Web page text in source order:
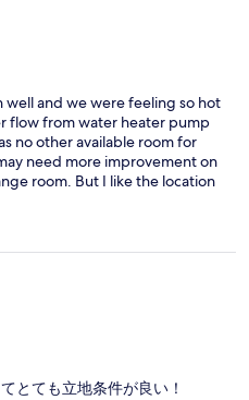
and we were feeling so hot
flow from water heater pump
no other available room for
need more improvement on
room. But I like the location
station.
とても立地条件が良い！